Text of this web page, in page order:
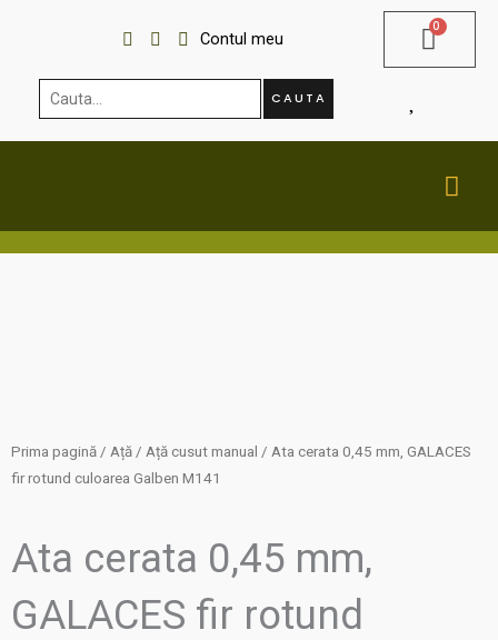
Contul meu
Cauta... CAUTA
Prima pagină / Ață / Ață cusut manual / Ata cerata 0,45 mm, GALACES
fir rotund culoarea Galben M141
Ata cerata 0,45 mm,
GALACES fir rotund